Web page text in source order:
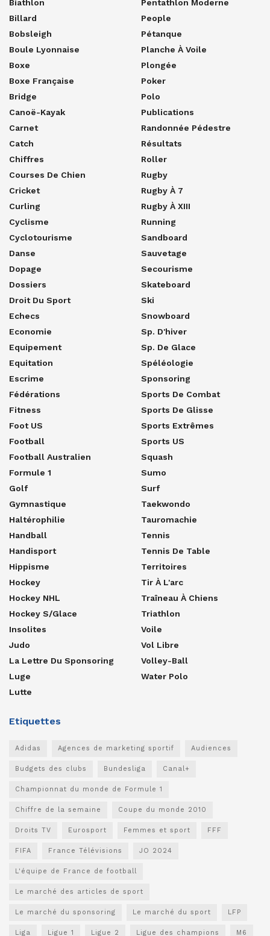
Biathlon
Billard
Bobsleigh
Boule Lyonnaise
Boxe
Boxe Française
Bridge
Canoë-Kayak
Carnet
Catch
Chiffres
Courses De Chien
Cricket
Curling
Cyclisme
Cyclotourisme
Danse
Dopage
Dossiers
Droit Du Sport
Echecs
Economie
Equipement
Equitation
Escrime
Fédérations
Fitness
Foot US
Football
Football Australien
Formule 1
Golf
Gymnastique
Haltérophilie
Handball
Handisport
Hippisme
Hockey
Hockey NHL
Hockey S/glace
Insolites
Judo
La Lettre Du Sponsoring
Luge
Lutte
Pentathlon Moderne
People
Pétanque
Planche À Voile
Plongée
Poker
Polo
Publications
Randonnée Pédestre
Résultats
Roller
Rugby
Rugby À 7
Rugby À XIII
Running
Sandboard
Sauvetage
Secourisme
Skateboard
Ski
Snowboard
Sp. D'hiver
Sp. De Glace
Spéléologie
Sponsoring
Sports De Combat
Sports De Glisse
Sports Extrêmes
Sports US
Squash
Sumo
Surf
Taekwondo
Tauromachie
Tennis
Tennis De Table
Territoires
Tir À L'arc
Traîneau À Chiens
Triathlon
Voile
Vol Libre
Volley-Ball
Water Polo
Etiquettes
Adidas Agences de marketing sportif Audiences
Budgets des clubs Bundesliga Canal+
Championnat du monde de Formule 1
Chiffre de la semaine Coupe du monde 2010
Droits TV Eurosport Femmes et sport FFF
FIFA France Télévisions JO 2024
L'équipe de France de football
Le marché des articles de sport
Le marché du sponsoring Le marché du sport LFP
Liga Ligue 1 Ligue 2 Ligue des champions M6